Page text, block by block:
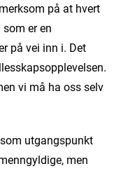
på at hvert
er en
på vei inn i. Det
vi må ha oss selv
utgangspunkt
men